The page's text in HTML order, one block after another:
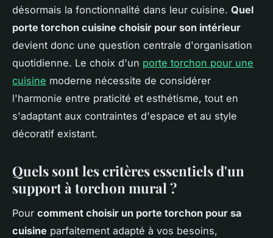
désormais la fonctionnalité dans leur cuisine. Quel
porte torchon cuisine choisir pour son intérieur
devient donc une question centrale d'organisation
quotidienne. Le choix d'un porte torchon pour une
cuisine moderne nécessite de considérer
l'harmonie entre praticité et esthétisme, tout en
s'adaptant aux contraintes d'espace et au style
décoratif existant.
Quels sont les critères essentiels d'un
support à torchon mural ?
Pour comment choisir un porte torchon pour sa
cuisine parfaitement adapté à vos besoins,